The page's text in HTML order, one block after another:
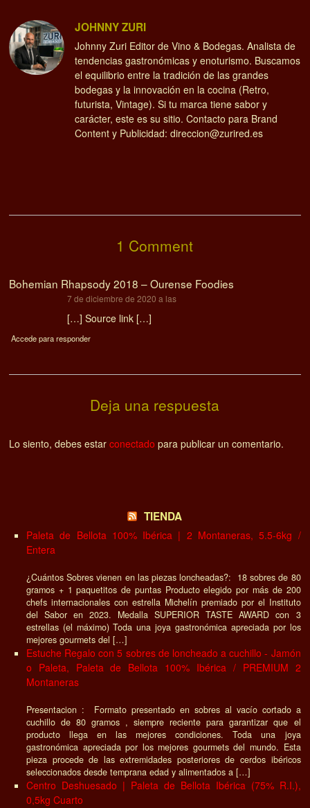
JOHNNY ZURI
Johnny Zuri Editor de Vino & Bodegas. Analista de
tendencias gastronómicas y enoturismo. Buscamos
el equilibrio entre la tradición de las grandes
bodegas y la innovación en la cocina (Retro,
futurista, Vintage). Si tu marca tiene sabor y
carácter, este es su sitio. Contacto para Brand
Content y Publicidad: direccion@zurired.es
1 Comment
Bohemian Rhapsody 2018 – Ourense Foodies
7 de diciembre de 2020 a las
[…] Source link […]
Accede para responder
Deja una respuesta
Lo siento, debes estarconectado para publicar un comentario.
TIENDA
Paleta de Bellota 100% Ibérica | 2 Montaneras, 5.5-6kg /
Entera
¿Cuántos Sobres vienen en las piezas loncheadas?: 18 sobres de 80
gramos + 1 paquetitos de puntas Producto elegido por más de 200
chefs internacionales con estrella Michelín premiado por el Instituto
del Sabor en 2023. Medalla SUPERIOR TASTE AWARD con 3
estrellas (el máximo) Toda una joya gastronómica apreciada por los
mejores gourmets del […]
Estuche Regalo con 5 sobres de loncheado a cuchillo - Jamón
o Paleta, Paleta de Bellota 100% Ibérica / PREMIUM 2
Montaneras
Presentacion : Formato presentado en sobres al vacío cortado a
cuchillo de 80 gramos , siempre reciente para garantizar que el
producto llega en las mejores condiciones. Toda una joya
gastronómica apreciada por los mejores gourmets del mundo. Esta
pieza procede de las extremidades posteriores de cerdos ibéricos
seleccionados desde temprana edad y alimentados a […]
Centro Deshuesado | Paleta de Bellota Ibérica (75% R.I.),
0,5kg Cuarto